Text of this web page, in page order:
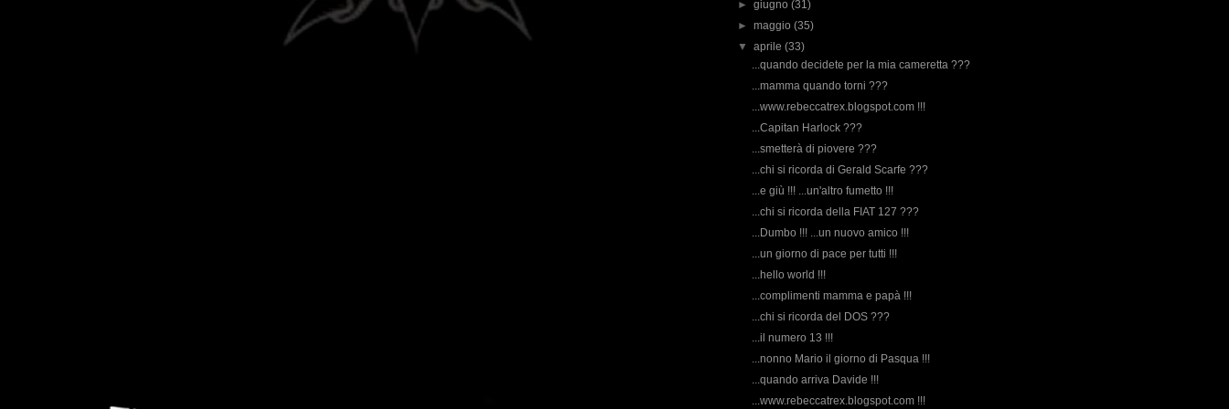
►giugno(31)
►maggio(35)
▼aprile(33)
...quando decidete per la mia cameretta ???
...mamma quando torni ???
...www.rebeccatrex.blogspot.com !!!
...Capitan Harlock ???
...smetterà di piovere ???
...chi si ricorda di Gerald Scarfe ???
...e giù !!! ...un'altro fumetto !!!
...chi si ricorda della FIAT 127 ???
...Dumbo !!! ...un nuovo amico !!!
...un giorno di pace per tutti !!!
...hello world !!!
...complimenti mamma e papà !!!
...chi si ricorda del DOS ???
...il numero 13 !!!
...nonno Mario il giorno di Pasqua !!!
...quando arriva Davide !!!
...www.rebeccatrex.blogspot.com !!!